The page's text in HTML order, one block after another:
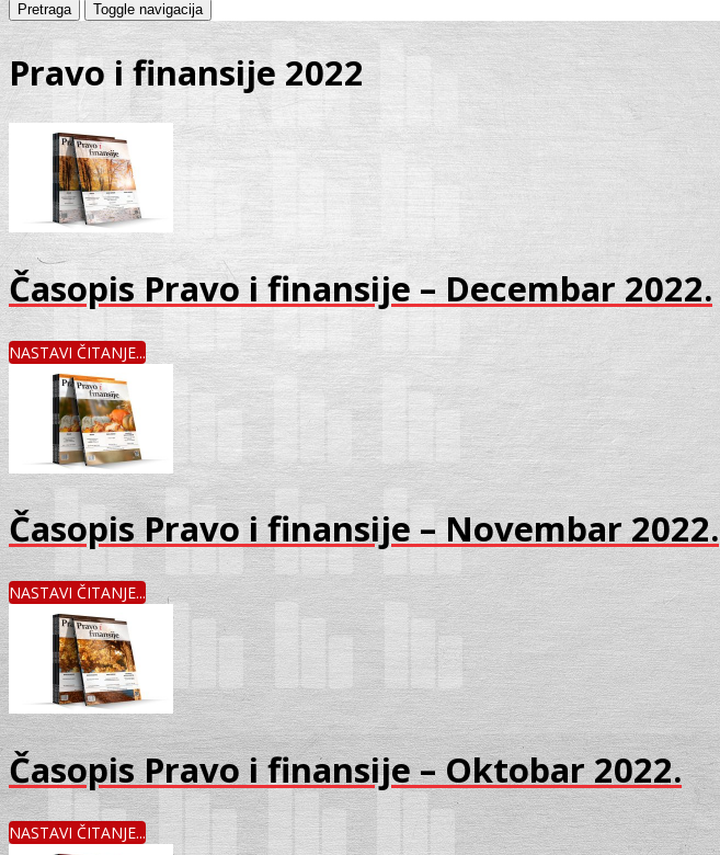
Pretraga Toggle navigacija
Pravo i finansije 2022
Časopis Pravo i finansije – Decembar 2022.
NASTAVI ČITANJE...
Časopis Pravo i finansije – Novembar 2022.
NASTAVI ČITANJE...
Časopis Pravo i finansije – Oktobar 2022.
NASTAVI ČITANJE...